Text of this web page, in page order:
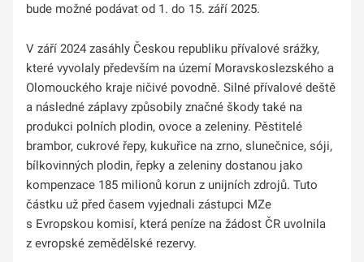
bude možné podávat od 1. do 15. září 2025.
V září 2024 zasáhly Českou republiku přívalové srážky,
které vyvolaly především na území Moravskoslezského a
Olomouckého kraje ničivé povodně. Silné přívalové deště
a následné záplavy způsobily značné škody také na
produkci polních plodin, ovoce a zeleniny. Pěstitelé
brambor, cukrové řepy, kukuřice na zrno, slunečnice, sóji,
bílkovinných plodin, řepky a zeleniny dostanou jako
kompenzace 185 milionů korun z unijních zdrojů. Tuto
částku už před časem vyjednali zástupci MZe
s Evropskou komisí, která peníze na žádost ČR uvolnila
z evropské zemědělské rezervy.